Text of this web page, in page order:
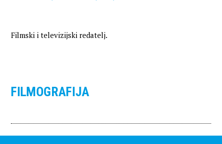
Filmski i televizijski redatelj.
FILMOGRAFIJA